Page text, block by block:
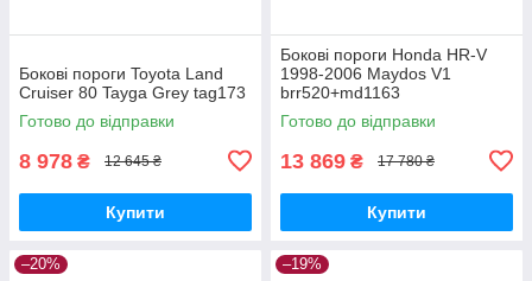
Бокові пороги Toyota Land
Cruiser 80 Tayga Grey tag173
Готово до відправки
8 978 ₴ 12 645 ₴
Купити
Бокові пороги Honda HR-V
1998-2006 Maydos V1
brr520+md1163
Готово до відправки
13 869 ₴ 17 780 ₴
Купити
–20% –19%